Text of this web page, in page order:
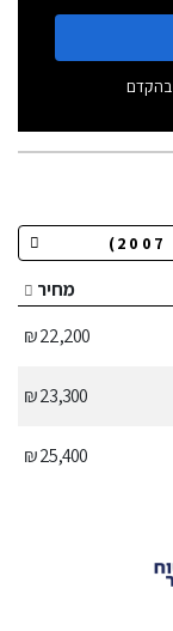
בהקדם
מחיר
22,200 ₪
23,300 ₪
25,400 ₪